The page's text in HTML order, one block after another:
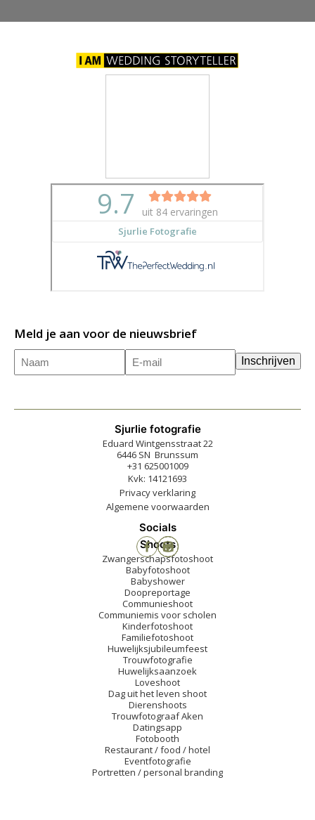
Meld je aan voor de nieuwsbrief
Naam
E-
mailadres(Vereist)
Inschrijven
Sjurlie fotografie
Eduard Wintgensstraat 22
6446 SN Brunssum
+31 625001009
Kvk: 14121693
Privacy verklaring
Algemene voorwaarden
Socials
Shoots
Zwangerschapsfotoshoot
Babyfotoshoot
Babyshower
Doopreportage
Communieshoot
Communiemis voor scholen
Kinderfotoshoot
Familiefotoshoot
Huwelijksjubileumfeest
Trouwfotografie
Huwelijksaanzoek
Loveshoot
Dag uit het leven shoot
Dierenshoots
Trouwfotograaf Aken
Datingsapp
Fotobooth
Restaurant / food / hotel
Eventfotografie
Portretten / personal branding